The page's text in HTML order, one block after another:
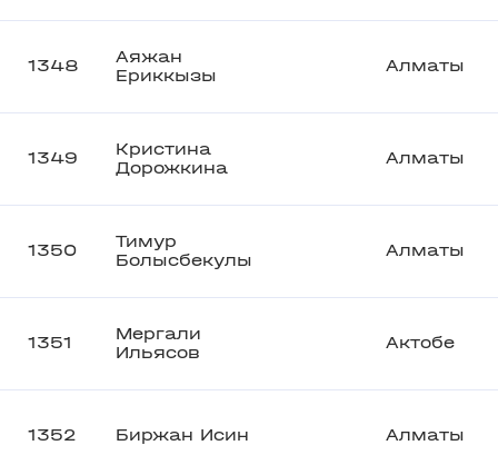
1348
Аяжан
Ериккызы
Алматы
1349
Кристина
Дорожкина
Алматы
1350
Тимур
Болысбекулы
Алматы
1351
Мергали
Ильясов
Актобе
1352 Биржан Исин Алматы